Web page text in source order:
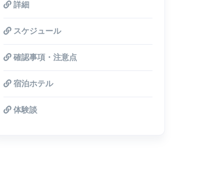
詳細
スケジュール
確認事項・注意点
宿泊ホテル
体験談